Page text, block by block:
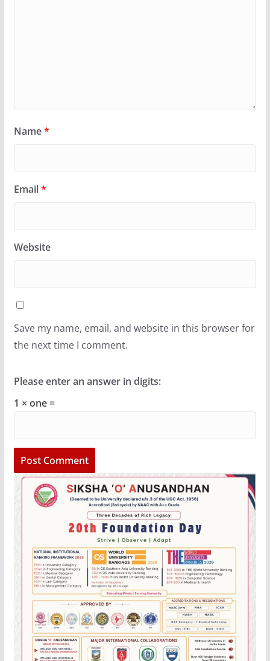
Name*
Email*
Website
Save my name, email, and website in this browser for
the next time I comment.
Please enter an answer in digits:
1 × one =